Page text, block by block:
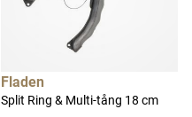
Fladen
Split Ring & Multi-tång 18 cm